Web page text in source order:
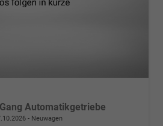
Automatikgetriebe
Neuwagen